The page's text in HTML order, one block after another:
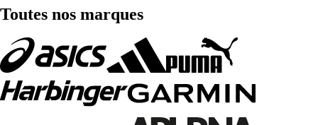
Toutes nos marques